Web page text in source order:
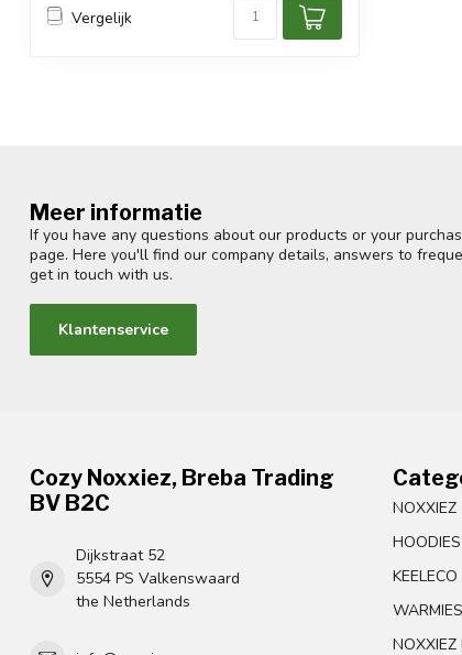
Vergelijk
Meer informatie
If you have any questions about our products or your
page. Here you'll find our company details, answers to
get in touch with us.
Klantenservice
Cozy Noxxiez, Breba Trading
BV B2C
Dijkstraat 52
5554 PS Valkenswaard
the Netherlands
NOXXIEZ
HOODIES
KEELECO
NOXXIEZ